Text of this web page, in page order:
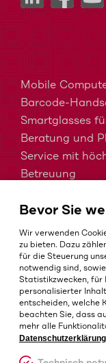
Mobile
Barcode-
Smartglasses
Beratung und
Service mit
Betreuung
Barcodes in
Barcodes im
IP-
AGB
Impressum
Datenschutz
Bevor Sie
Wir verwenden
zu bieten. Dazu
für die Steuerung
notwendig sind,
Statistikzwecken, für
personalisierter
entscheiden, welche
beachten Sie, dass
mehr alle